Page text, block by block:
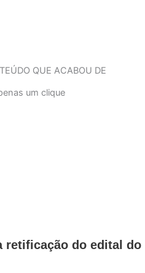
QUE ACABOU DE
um clique
retificação do edital do